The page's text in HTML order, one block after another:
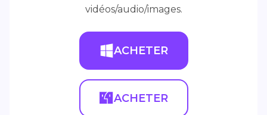
vidéos/audio/images.
ACHETER
ACHETER